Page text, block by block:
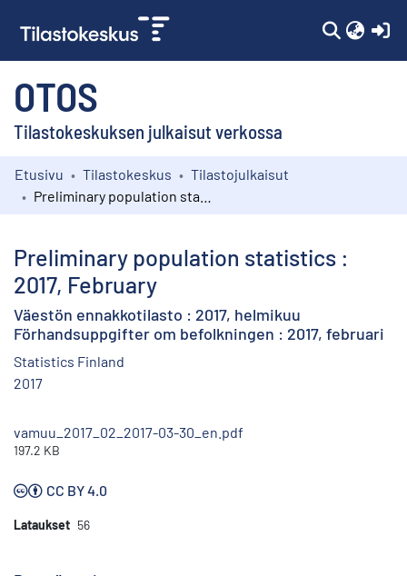
OTOS
Tilastokeskuksen julkaisut verkossa
Kokoelmat
Etusivu Tilastokeskus
Tilastojulkaisut
Preliminary population statistics :
2017, February
Väestön ennakkotilasto : 2017, helmikuu
Förhandsuppgifter om befolkningen : 2017, februari
Statistics Finland
2017
vamuu_2017_02_2017-03-30_en.pdf
197.2 KB
CC BY 4.0
Lataukset 56